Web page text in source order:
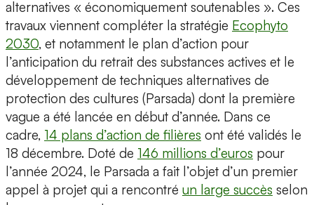
alternatives « économiquement soutenables ». Ces
travaux viennent compléter la stratégie Ecophyto
2030, et notamment le plan d’action pour
l’anticipation du retrait des substances actives et le
développement de techniques alternatives de
protection des cultures (Parsada) dont la première
vague a été lancée en début d’année. Dans ce
cadre, 14 plans d’action de filières ont été validés le
18 décembre. Doté de 146 millions d’euros pour
l’année 2024, le Parsada a fait l’objet d’un premier
appel à projet qui a rencontré un large succès selon